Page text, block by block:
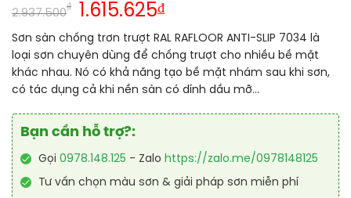
2.937.500
₫ 1.615.625₫
Sơn sàn chống trơn trượt RAL RAFLOOR ANTI-SLIP 7034 là
loại sơn chuyên dùng để chống trượt cho nhiều bề mặt
khác nhau. Nó có khả năng tạo bề mặt nhám sau khi sơn,
có tác dụng cả khi nền sàn có dính dầu mỡ…
Bạn cần hỗ trợ?:
Gọi 0978.148.125 - Zalo https://zalo.me/0978148125
Tư vấn chọn màu sơn & giải pháp sơn miễn phí